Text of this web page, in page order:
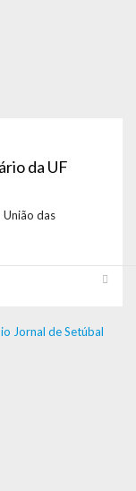
da UF
das